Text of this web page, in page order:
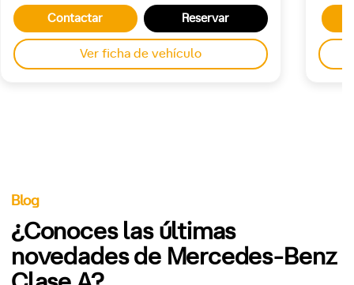
Contactar Reservar
Ver ficha de vehículo
Blog
¿Conoces las últimas
novedades de Mercedes-Benz